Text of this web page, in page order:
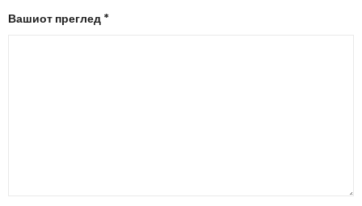
Вашиот преглед *